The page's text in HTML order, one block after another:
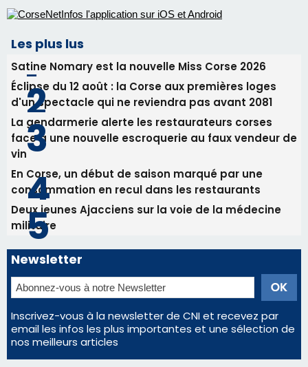
face à une nouvelle escroquerie au faux vendeur de
En Corse, un début de saison marqué par une
consommation en recul dans les restaurants
Deux jeunes Ajacciens sur la voie de la médecine
militaire
Newsletter
Inscrivez-vous à la newsletter de CNI et recevez par
email les infos les plus importantes et une sélection de
nos meilleurs articles
Régie publicitaire
Mentions légales
Nous contacter